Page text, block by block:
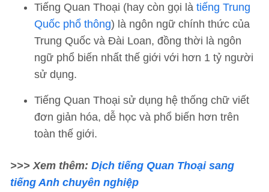
Tiếng Quan Thoại (hay còn gọi là tiếng Trung
Quốc phổ thông) là ngôn ngữ chính thức của
Trung Quốc và Đài Loan, đồng thời là ngôn
ngữ phổ biến nhất thế giới với hơn 1 tỷ người
sử dụng.
Tiếng Quan Thoại sử dụng hệ thống chữ viết
đơn giản hóa, dễ học và phổ biến hơn trên
toàn thế giới.
>>> Xem thêm: Dịch tiếng Quan Thoại sang
tiếng Anh chuyên nghiệp